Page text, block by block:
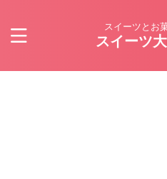
スイーツとお
スイーツ大